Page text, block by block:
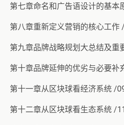
第七章命名和广告语设计的基本
第八章重新定义营销的核心工作
第九章品牌战略规划大总结及重
第十章品牌延伸的优劣与必要补
第十一章从区块球看经济系统 /
第十二章从区块球看生态系统 /